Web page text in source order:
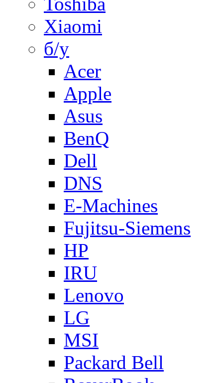
Xiaomi
б/у
Acer
Apple
Asus
BenQ
Dell
DNS
E-Machines
Fujitsu-Siemens
HP
IRU
Lenovo
LG
MSI
Packard Bell